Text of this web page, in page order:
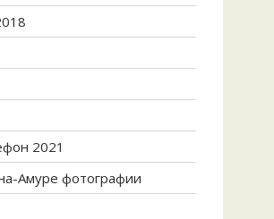
2021
Амуре фотографии